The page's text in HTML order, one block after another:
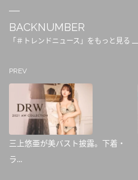
BACKNUMBER
「＃トレンドニュース」をもっと見る
PREV
三上悠亜が美バスト披露。下着・
ラ...